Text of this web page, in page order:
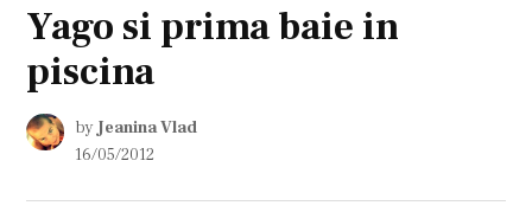
Yago si prima baie in
piscina
by Jeanina Vlad
16/05/2012